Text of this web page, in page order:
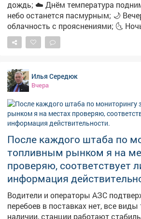
дождь; ☁️ Днём температура поднимется до +24°, но
небо останется пасмурным; 🌙 Вечером ждём +22° и
облачность с прояснениями; 🌜 Ночью похолодает до
+15°-облачно с прояснениями. 🌿 А ещё с
сегодняшним днём вязано немало
сухой; ➖Увидели радугу-ждите перемены погоды;
➖Муравьи поднимают входы в
затяжным дождям; ➖Солнце на закате багровое-к
жаркой погоде на следующий день; ➖А если в этот
день посеять укроп-по поверью,
простуд. 👀Давайте понаблюдаем, работают ли
Илья Середюк
Вчера
После каждого штаба по
топливным рынком я на
проверяю, соответствует
информация
Водители и операторы АЗС
перебоев в поставках нет, все виды
наличии, станции работают